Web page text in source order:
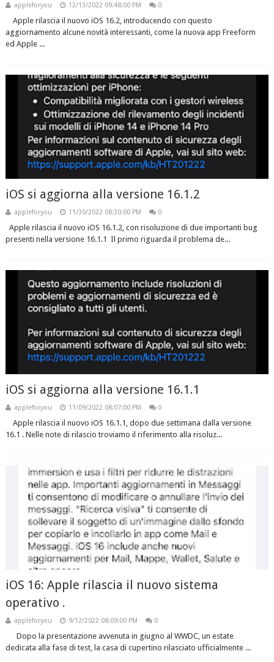
appleforyou 12/13/2022 09:48:00 PM 0
Apple rilascia il nuovo iOS 16.2, introducendo con questo
aggiornamento alcune novità interessanti, come la nuova app Freeform
ed Apple ...
iOS si aggiorna alla versione 16.1.2
appleforyou 11/30/2022 08:30:00 PM 0
Apple rilascia il nuovo iOS 16.1.2, con risoluzione di due importanti bug
presenti nella versione 16.1.1 Il primo riguarda il problema de...
iOS si aggiorna alla versione 16.1.1
appleforyou 11/09/2022 08:07:00 PM 0
Apple rilascia il nuovo iOS 16.1.1, dopo due settimana dalla versione
16.1 . Nelle note di rilascio troviamo il riferimento alla risoluz...
iOS 16: Apple rilascia il nuovo sistema
operativo .
appleforyou 9/12/2022 08:09:00 PM 0
Dopo la presentazione avvenuta in giugno al WWDC, un estate
dedicata alla fase di test, la casa di cupertino rilasciato ufficialmente ...